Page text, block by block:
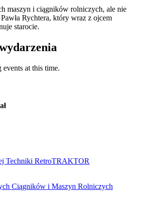
maszyn i ciągników rolniczych, ale nie
Rychtera, który wraz z ojcem
starocie.
at this time.
Techniki RetroTRAKTOR
Ciągników i Maszyn Rolniczych